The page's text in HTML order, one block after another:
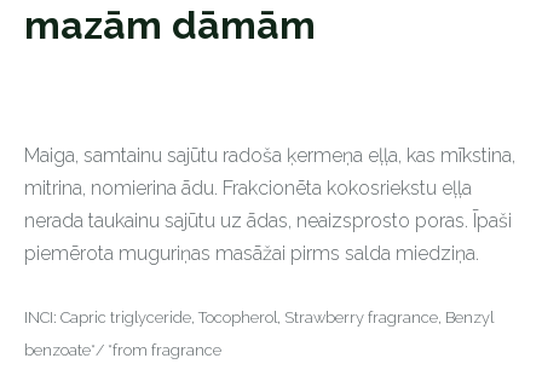
mazām dāmām
Maiga, samtainu sajūtu radoša ķermeņa eļļa, kas mīkstina,
mitrina, nomierina ādu. Frakcionēta kokosriekstu eļļa
nerada taukainu sajūtu uz ādas, neaizsprosto poras. Īpaši
piemērota muguriņas masāžai pirms salda miedziņa.
INCI: Capric triglyceride, Tocopherol, Strawberry fragrance, Benzyl
benzoate*/ *from fragrance